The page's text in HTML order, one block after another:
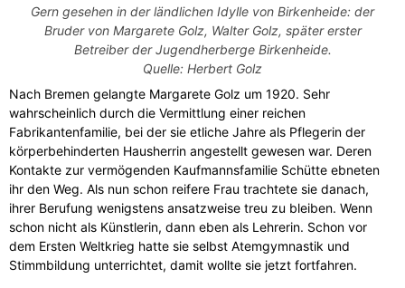
Gern gesehen in der ländlichen Idylle von Birkenheide: der
Bruder von Margarete Golz, Walter Golz, später erster
Betreiber der Jugendherberge Birkenheide.
Quelle: Herbert Golz
Nach Bremen gelangte Margarete Golz um 1920. Sehr
wahrscheinlich durch die Vermittlung einer reichen
Fabrikantenfamilie, bei der sie etliche Jahre als Pflegerin der
körperbehinderten Hausherrin angestellt gewesen war. Deren
Kontakte zur vermögenden Kaufmannsfamilie Schütte ebneten
ihr den Weg. Als nun schon reifere Frau trachtete sie danach,
ihrer Berufung wenigstens ansatzweise treu zu bleiben. Wenn
schon nicht als Künstlerin, dann eben als Lehrerin. Schon vor
dem Ersten Weltkrieg hatte sie selbst Atemgymnastik und
Stimmbildung unterrichtet, damit wollte sie jetzt fortfahren.